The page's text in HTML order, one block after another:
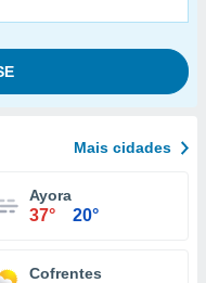
Mais cidades
Ayora
37° 20°
Cofrentes